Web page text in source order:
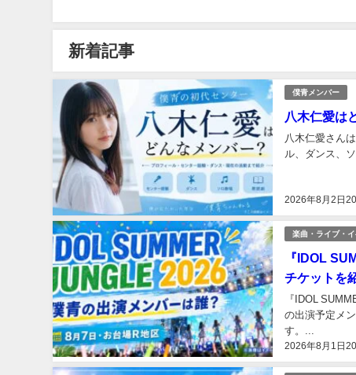
新着記事
僕青メンバー
八木仁愛は
2026年8月2日
八木仁愛さん
ル、ダンス、
楽曲・ライブ・イ
『IDOL
チケットを
2026年8月1日
『IDOL
の出演予定メ
す。...